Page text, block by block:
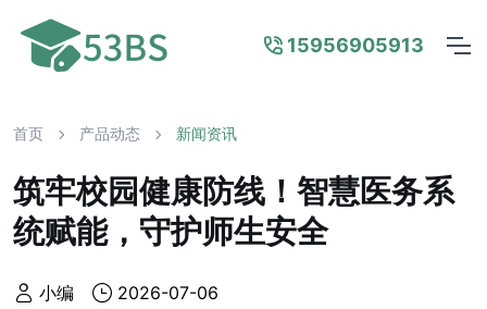
15956905913
首页 产品动态 新闻资讯
筑牢校园健康防线！智慧医务系
统赋能，守护师生安全
小编 2026-07-06